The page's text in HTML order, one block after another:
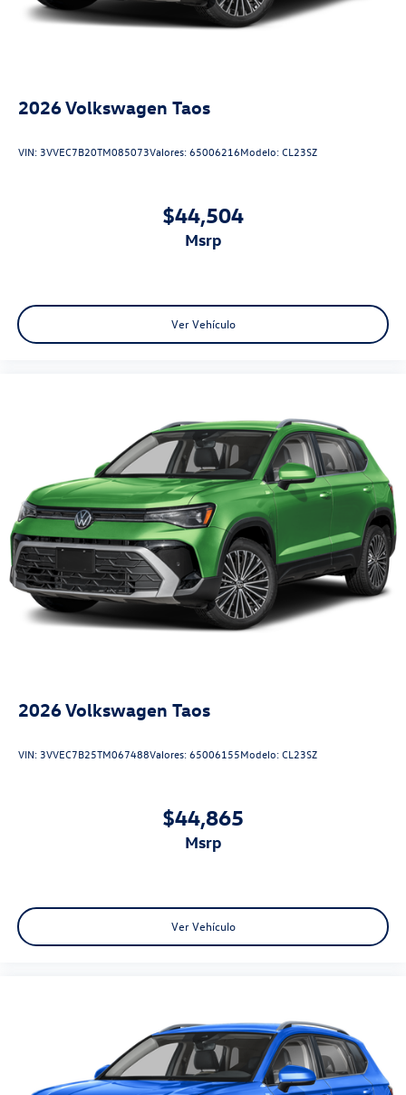
2026Volkswagen Taos
VIN: 3VVEC7B20TM085073Valores:65006216Modelo:CL23SZ
$44,504
msrp
Ver Vehículo
2026Volkswagen Taos
VIN: 3VVEC7B25TM067488Valores:65006155Modelo:CL23SZ
$44,865
msrp
Ver Vehículo